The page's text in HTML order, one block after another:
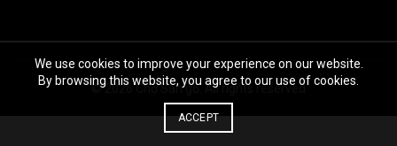
© 2026Chợ Sàn gỗ. All rights reserved
We use cookies to improve your experience on our website.
By browsing this website, you agree to our use of cookies.
ACCEPT